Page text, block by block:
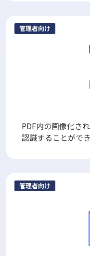
管理者向け
PDF内の画像化さ
認識することができ
管理者向け